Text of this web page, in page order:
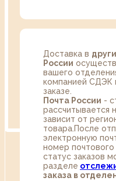
Доставка в
России
вашего
компанией СДЭК
заказе.
Почта России -
зависит от
товара.После
электронную
номер
статус заказов
разделе
заказа в